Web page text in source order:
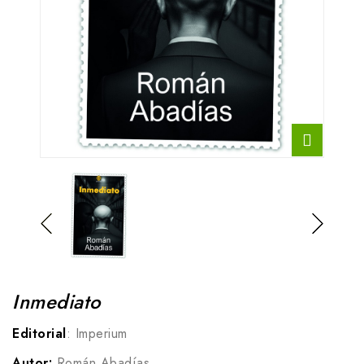
Inmediato
Editorial: Imperium